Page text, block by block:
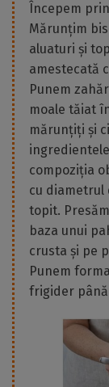
Începem
Mărunțim
aluaturi și
amestecată
Punem
moale tăiat
mărunțiți și
compoziția
cu diametrul
topit.
baza unui
crusta și pe
Punem
frigider